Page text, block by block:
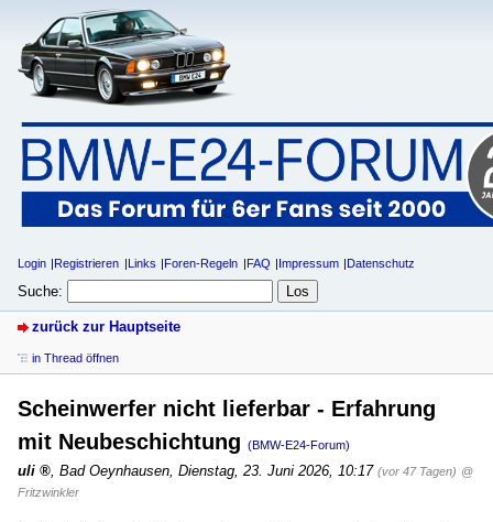
Login Registrieren Links Foren-Regeln FAQ Impressum Datenschutz
Suche:
zurück zur Hauptseite
in Thread öffnen
Scheinwerfer nicht lieferbar - Erfahrung
mit Neubeschichtung (BMW-E24-Forum)
uli Bad Oeynhausen Dienstag, 23. Juni 2026, 10:17 (vor 47 Tagen) @
Fritzwinkler